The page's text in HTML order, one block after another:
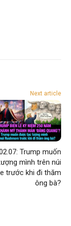
Next article
Trump muốn
mình trên núi
trước khi đi thăm
ông bà?